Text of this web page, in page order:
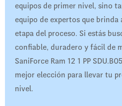
equipos de primer nivel, sino
equipo de expertos que brinda
etapa del proceso. Si estás
confiable, duradero y fácil de
SaniForce Ram 12 1 PP
mejor elección para llevar tu
nivel.